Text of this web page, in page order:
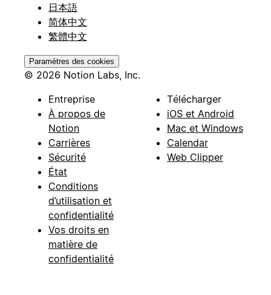
日本語
简体中文
繁體中文
Paramètres des cookies
© 2026 Notion Labs, Inc.
Entreprise
À propos de
Notion
Carrières
Sécurité
État
Conditions
d’utilisation et
confidentialité
Vos droits en
matière de
confidentialité
Télécharger
iOS et Android
Mac et Windows
Calendar
Web Clipper